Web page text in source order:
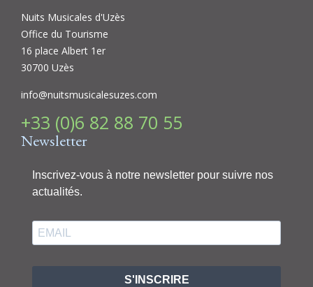
Nuits Musicales d'Uzès
Office du Tourisme
16 place Albert 1er
30700 Uzès
info@nuitsmusicalesuzes.com
+33 (0)6 82 88 70 55
Newsletter
Inscrivez-vous à notre newsletter pour suivre nos
actualités.
S'INSCRIRE